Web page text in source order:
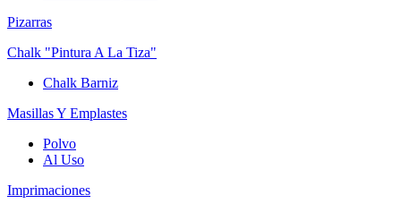
Pizarras
Chalk "Pintura A La Tiza"
Chalk Barniz
Masillas Y Emplastes
Polvo
Al Uso
Imprimaciones